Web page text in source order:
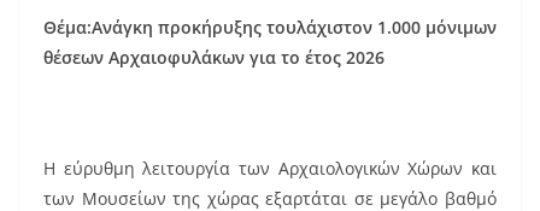
o
k
Θέμα:Ανάγκη προκήρυξης τουλάχιστον 1.000 μόνιμων
θέσεων Αρχαιοφυλάκων για το έτος 2026
Η εύρυθμη λειτουργία των Αρχαιολογικών Χώρων και
των Μουσείων της χώρας εξαρτάται σε μεγάλο βαθμό